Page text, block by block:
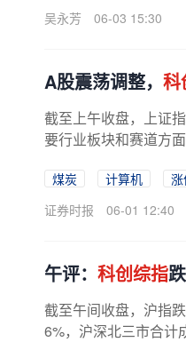
吴永芳
06-03 15:30
A股震荡调整， 科
截至上午收盘，上证
要行业板块和赛道方
煤炭 计算机
证券时报
06-01 12:40
午评： 科创综指
截至午间收盘，沪指
6%，沪深北三市合计